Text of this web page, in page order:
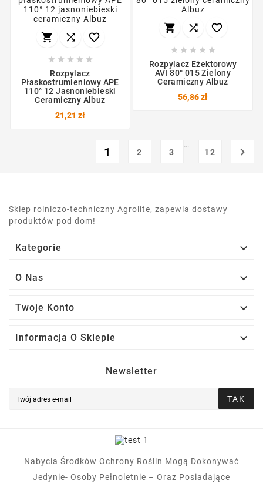
  
    
Rozpylacz
Płaskostrumieniowy APE
110° 12 Jasnoniebieski
Ceramiczny Albuz
21,21 zł
  
    
Rozpylacz Eżektorowy
AVI 80° 015 Zielony
Ceramiczny Albuz
56,86 zł
1 2 3
…
12

Sklep rolniczo-techniczny Agrolite, zapewia dostawy
produktów pod dom!
Kategorie 
O Nas 
Twoje Konto 
Informacja O Sklepie 
Newsletter
TAK
Nabycia Środków Ochrony Roślin Mogą Dokonywać
Jedynie- Osoby Pełnoletnie – Oraz Posiadające